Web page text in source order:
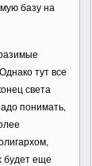
базу на
тут все
света
понимать,
будет еще